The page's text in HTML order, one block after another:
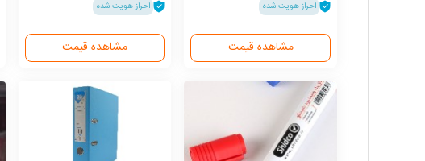
احراز هویت شده
مشاهده قیمت
احراز هویت شده
مشاهده قیمت